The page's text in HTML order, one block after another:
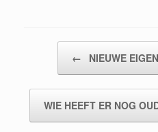
← NIEUWE
WIE HEEFT ER NOG